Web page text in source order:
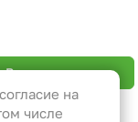
В корзину
на
числе